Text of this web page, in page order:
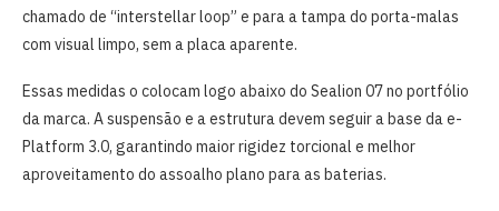
chamado de “interstellar loop” e para a tampa do porta-malas
com visual limpo, sem a placa aparente.
Essas medidas o colocam logo abaixo do Sealion 07 no portfólio
da marca. A suspensão e a estrutura devem seguir a base da e-
Platform 3.0, garantindo maior rigidez torcional e melhor
aproveitamento do assoalho plano para as baterias.